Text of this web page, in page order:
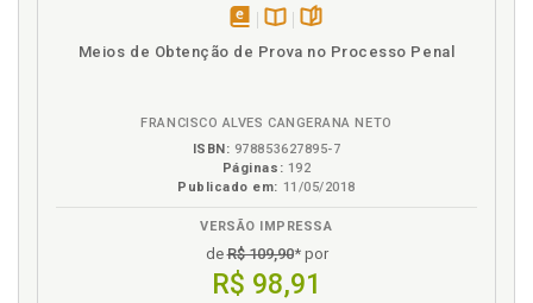
Observacióningenuay dirigida. Introducción, p. 27
"Observación manipuladora". El abordaje
del Desarrollo, p. 35
Observación. Métodos de observaciónyetología
Organización. Procedimiento completo:
organización, proyección/visionado, selección,
abstracción y estructuras profundas de una familia,
disponível
Meios de Obtenção de Prova no Processo Penal
FRANCISCO ALVES CANGERANA NETO
ISBN: 978853627895-7
Páginas: 192
Publicado em: 11/05/2018
VERSÃO IMPRESSA
deR$ 109,90* por
R$ 98,91